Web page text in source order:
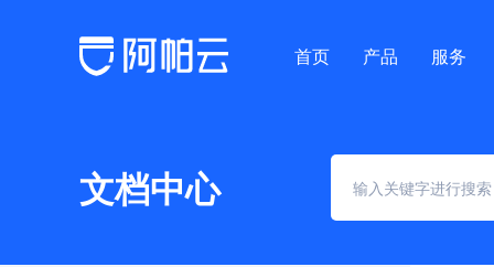
首页 产品 服务
文档中心